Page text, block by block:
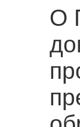
О